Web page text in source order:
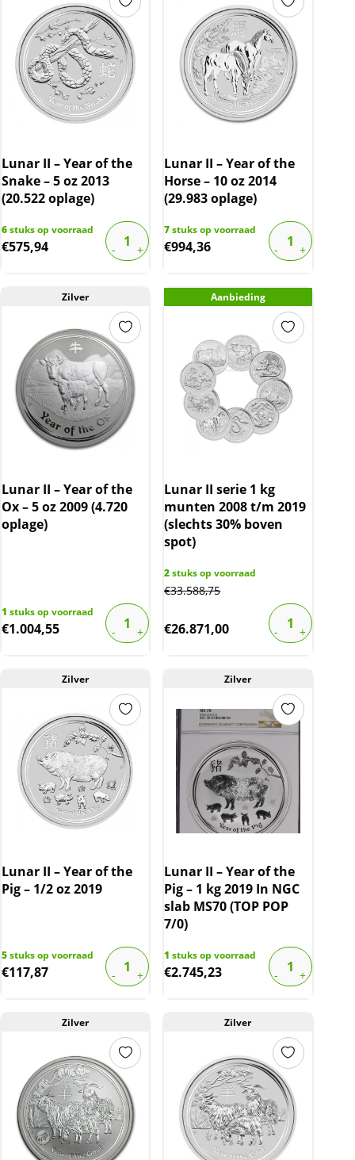
Lunar II – Year of the
Snake – 5 oz 2013
(20.522 oplage)
6stuks op voorraad
€575,94
Lunar II – Year of the
Horse – 10 oz 2014
(29.983 oplage)
7stuks op voorraad
€994,36
Zilver
Lunar II – Year of the
Ox – 5 oz 2009 (4.720
oplage)
1 stuks op voorraad
€1.004,55
Aanbieding
Lunar II serie 1 kg
munten 2008 t/m 2019
(slechts 30% boven
spot)
2stuks op voorraad
€33.588,75
€26.871,00
Zilver
Lunar II – Year of the
Pig – 1/2 oz 2019
5stuks op voorraad
€117,87
Zilver
Lunar II – Year of the
Pig – 1 kg 2019 In NGC
slab MS70 (TOP POP
7/0)
1 stuks op voorraad
€2.745,23
Zilver Zilver